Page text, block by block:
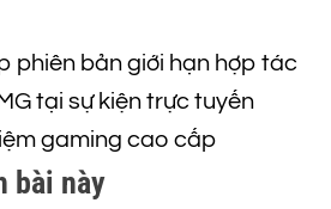
phiên bản giới hạn hợp tác
tại sự kiện trực tuyến
gaming cao cấp
bài này